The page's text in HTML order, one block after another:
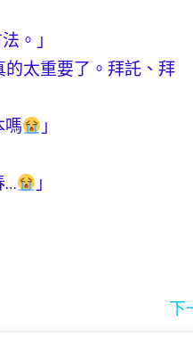
。」
的太重要了。拜託、拜
嗎
」
… 」
下